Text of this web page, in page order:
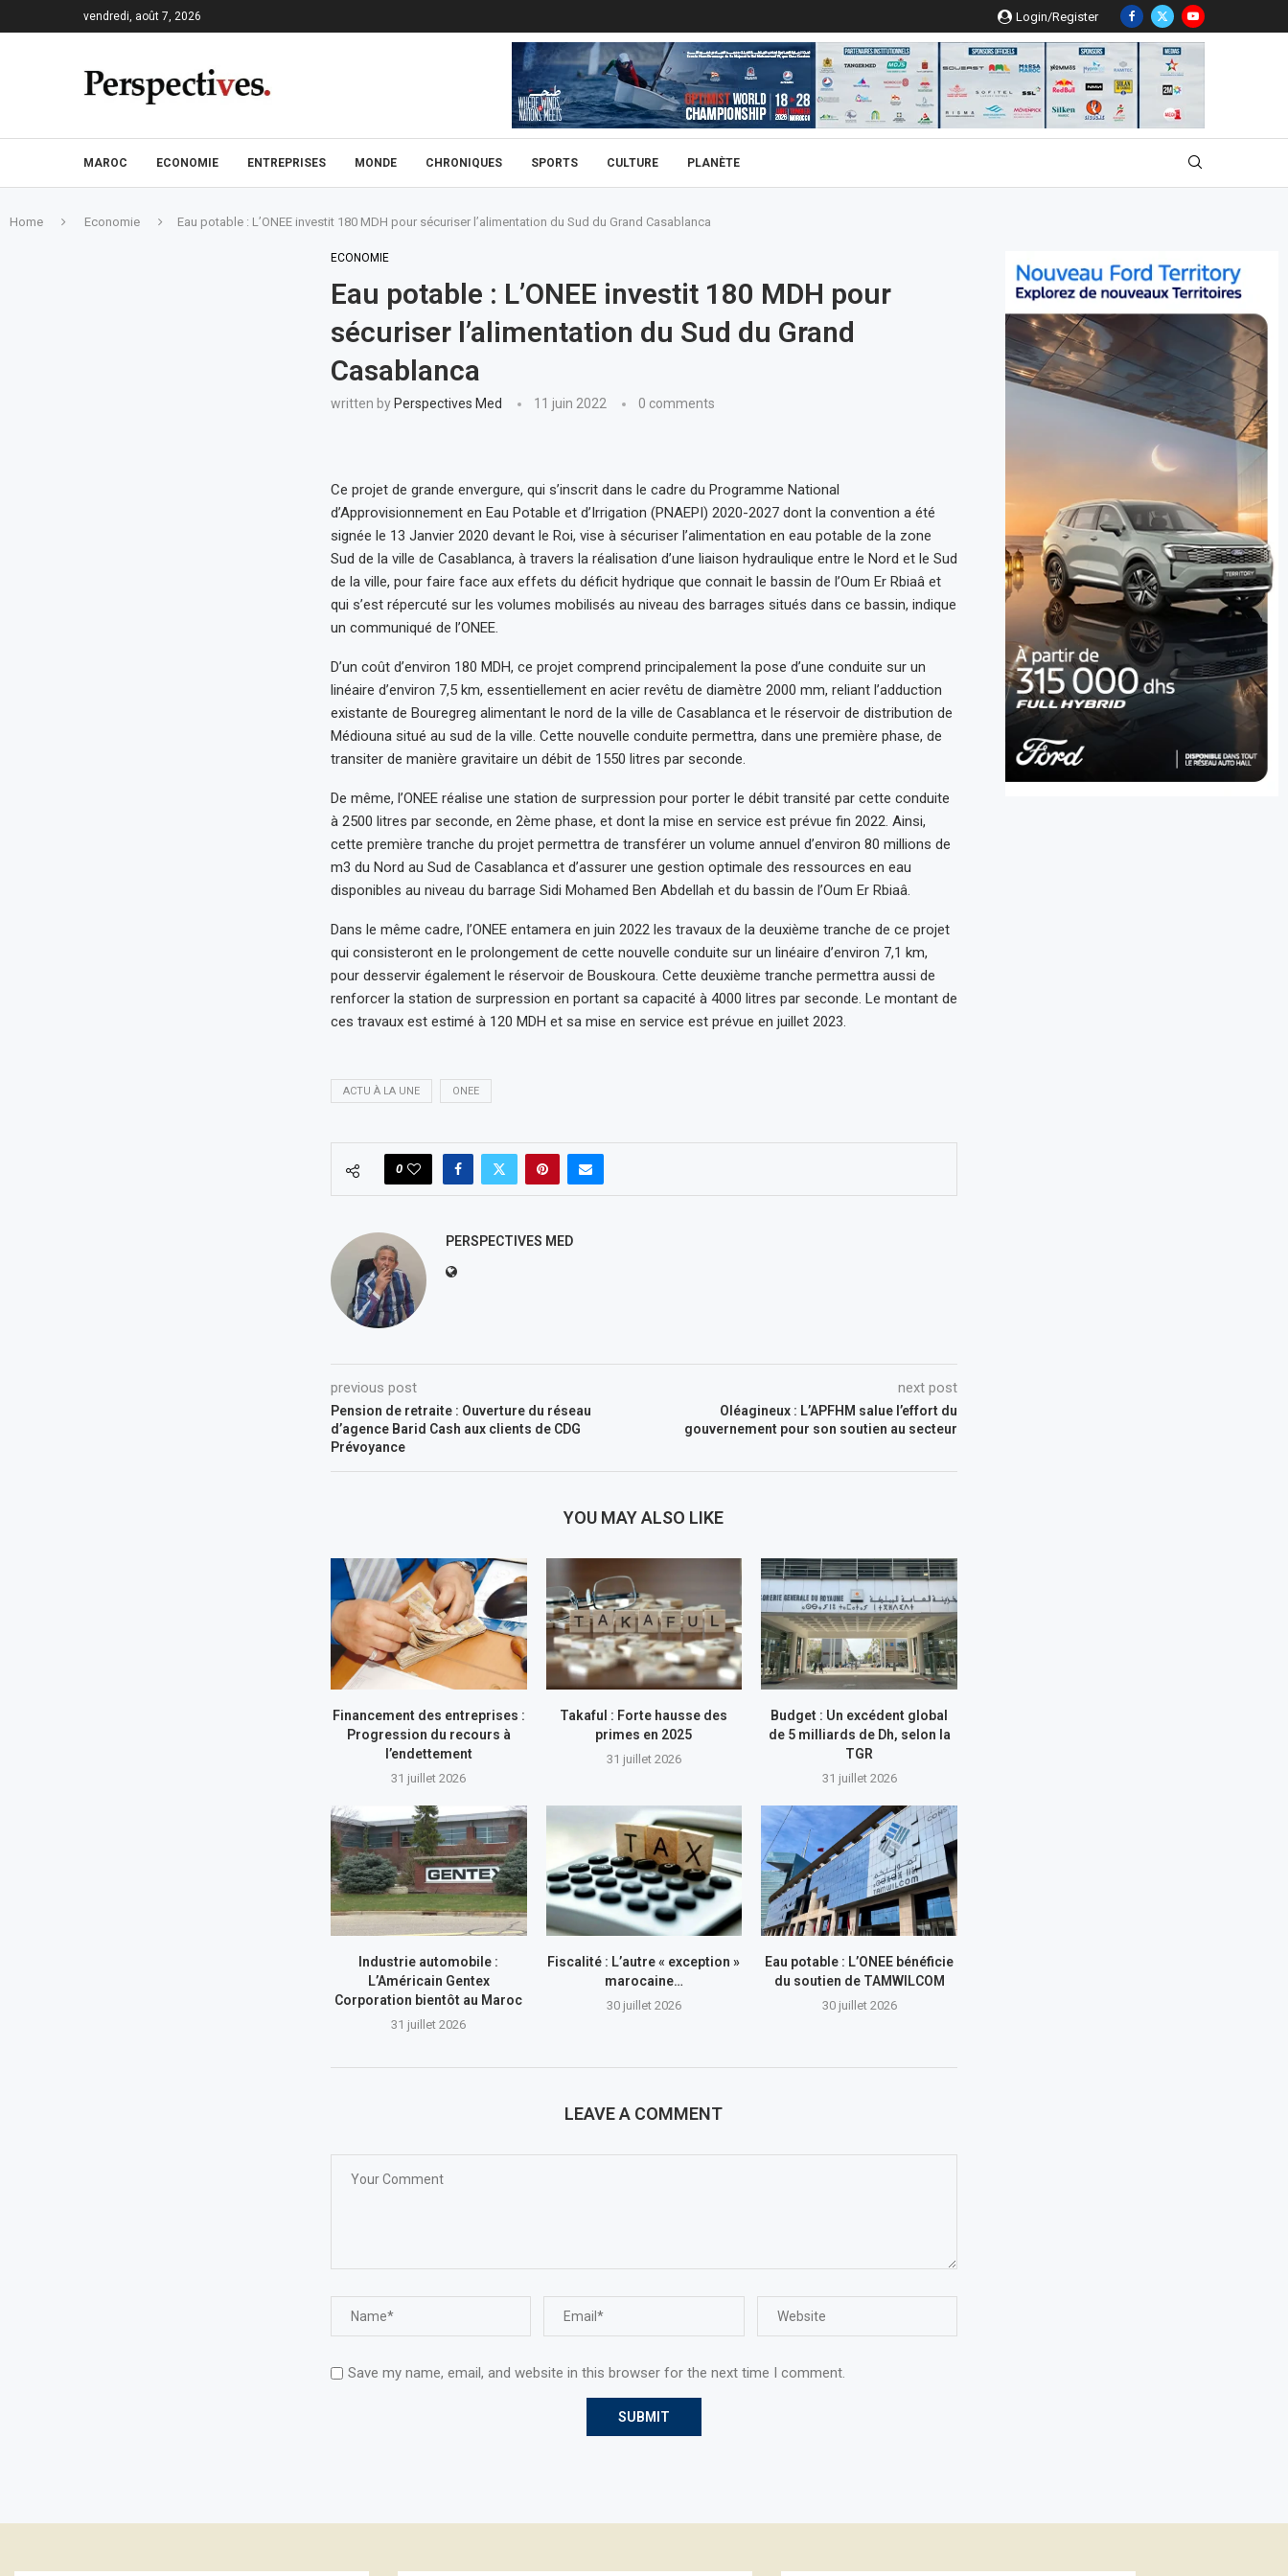
vendredi, août 7, 2026 Login/Register
MAROC ECONOMIE ENTREPRISES MONDE CHRONIQUES SPORTS CULTURE PLANÈTE
Home Economie Eau potable : L’ONEE investit 180 MDH pour sécuriser l’alimentation du Sud du Grand Casablanca
ECONOMIE
Eau potable : L’ONEE investit 180 MDH pour
sécuriser l’alimentation du Sud du Grand
Casablanca
written by Perspectives Med 11 juin 2022 0 comments
Ce projet de grande envergure, qui s’inscrit dans le cadre du Programme National
d’Approvisionnement en Eau Potable et d’Irrigation (PNAEPI) 2020-2027 dont la convention a été
signée le 13 Janvier 2020 devant le Roi, vise à sécuriser l’alimentation en eau potable de la zone
Sud de la ville de Casablanca, à travers la réalisation d’une liaison hydraulique entre le Nord et le Sud
de la ville, pour faire face aux effets du déficit hydrique que connait le bassin de l’Oum Er Rbiaâ et
qui s’est répercuté sur les volumes mobilisés au niveau des barrages situés dans ce bassin, indique
un communiqué de l’ONEE.
D’un coût d’environ 180 MDH, ce projet comprend principalement la pose d’une conduite sur un
linéaire d’environ 7,5 km, essentiellement en acier revêtu de diamètre 2000 mm, reliant l’adduction
existante de Bouregreg alimentant le nord de la ville de Casablanca et le réservoir de distribution de
Médiouna situé au sud de la ville. Cette nouvelle conduite permettra, dans une première phase, de
transiter de manière gravitaire un débit de 1550 litres par seconde.
De même, l’ONEE réalise une station de surpression pour porter le débit transité par cette conduite
à 2500 litres par seconde, en 2ème phase, et dont la mise en service est prévue fin 2022. Ainsi,
cette première tranche du projet permettra de transférer un volume annuel d’environ 80 millions de
m3 du Nord au Sud de Casablanca et d’assurer une gestion optimale des ressources en eau
disponibles au niveau du barrage Sidi Mohamed Ben Abdellah et du bassin de l’Oum Er Rbiaâ.
Dans le même cadre, l’ONEE entamera en juin 2022 les travaux de la deuxième tranche de ce projet
qui consisteront en le prolongement de cette nouvelle conduite sur un linéaire d’environ 7,1 km,
pour desservir également le réservoir de Bouskoura. Cette deuxième tranche permettra aussi de
renforcer la station de surpression en portant sa capacité à 4000 litres par seconde. Le montant de
ces travaux est estimé à 120 MDH et sa mise en service est prévue en juillet 2023.
ACTU À LA UNE ONEE
0
PERSPECTIVES MED
previous post
Pension de retraite : Ouverture du réseau
d’agence Barid Cash aux clients de CDG
Prévoyance
next post
Oléagineux : L’APFHM salue l’effort du
gouvernement pour son soutien au secteur
YOU MAY ALSO LIKE
Financement des entreprises :
Progression du recours à
l’endettement
31 juillet 2026
Takaful : Forte hausse des
primes en 2025
31 juillet 2026
Budget : Un excédent global
de 5 milliards de Dh, selon la
TGR
31 juillet 2026
Industrie automobile :
L’Américain Gentex
Corporation bientôt au Maroc
31 juillet 2026
Fiscalité : L’autre « exception »
marocaine…
30 juillet 2026
Eau potable : L’ONEE bénéficie
du soutien de TAMWILCOM
30 juillet 2026
LEAVE A COMMENT
Save my name, email, and website in this browser for the next time I comment.